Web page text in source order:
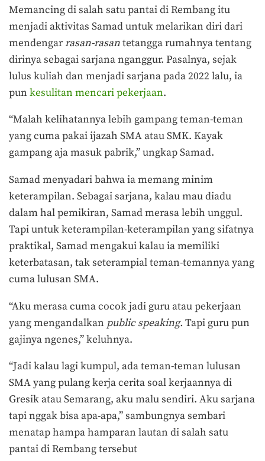
Memancing di salah satu pantai di Rembang itu
menjadi aktivitas Samad untuk melarikan diri dari
mendengarrasan-rasantetangga rumahnya tentang
dirinya sebagai sarjana nganggur. Pasalnya, sejak
lulus kuliah dan menjadi sarjana pada 2022 lalu, ia
pun kesulitan mencari pekerjaan.
“Malah kelihatannya lebih gampang teman-teman
yang cuma pakai ijazah SMA atau SMK. Kayak
gampang aja masuk pabrik,” ungkap Samad.
Samad menyadari bahwa ia memang minim
keterampilan. Sebagai sarjana, kalau mau diadu
dalam hal pemikiran, Samad merasa lebih unggul.
Tapi untuk keterampilan-keterampilan yang sifatnya
praktikal, Samad mengakui kalau ia memiliki
keterbatasan, tak seterampial teman-temannya yang
cuma lulusan SMA.
“Aku merasa cuma cocok jadi guru atau pekerjaan
yang mengandalkan public speaking.Tapi guru pun
gajinya ngenes,” keluhnya.
“Jadi kalau lagi kumpul, ada teman-teman lulusan
SMA yang pulang kerja cerita soal kerjaannya di
Gresik atau Semarang, aku malu sendiri. Aku sarjana
tapi nggak bisa apa-apa,” sambungnya sembari
menatap hampa hamparan lautan di salah satu
pantai di Rembang tersebut